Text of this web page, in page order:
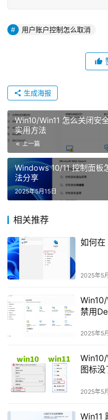
用户账户控制怎么取消
生成海报
Win10/Win11 怎么关闭安
实用方法
上一篇
Windows 10/11 控制面板
法分享
2025年5月15日
相关推荐
如何
2025年5
Win10/
禁用
2025年5
Win10/
图标
2025年5
Win11